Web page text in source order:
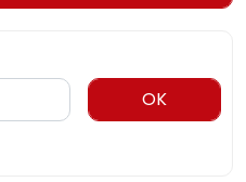
OK